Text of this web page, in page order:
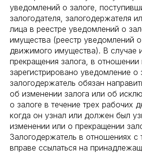
уведомлений о залоге,
залогодателя, залогодержателя
лица в реестре уведомлений о
имущества (реестр уведомлений о
движимого имущества). В случае
прекращения залога, в отношении
зарегистрировано уведомление о
залогодержатель обязан
об изменении залога или об
о залоге в течение трех рабочих
когда он узнал или должен был
изменении или о прекращении
Залогодержатель в отношениях с
вправе ссылаться на